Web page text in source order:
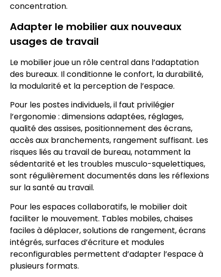
concentration.
Adapter le mobilier aux nouveaux
usages de travail
Le mobilier joue un rôle central dans l’adaptation
des bureaux. Il conditionne le confort, la durabilité,
la modularité et la perception de l’espace.
Pour les postes individuels, il faut privilégier
l’ergonomie : dimensions adaptées, réglages,
qualité des assises, positionnement des écrans,
accès aux branchements, rangement suffisant. Les
risques liés au travail de bureau, notamment la
sédentarité et les troubles musculo-squelettiques,
sont régulièrement documentés dans les réflexions
sur la santé au travail.
Pour les espaces collaboratifs, le mobilier doit
faciliter le mouvement. Tables mobiles, chaises
faciles à déplacer, solutions de rangement, écrans
intégrés, surfaces d’écriture et modules
reconfigurables permettent d’adapter l’espace à
plusieurs formats.